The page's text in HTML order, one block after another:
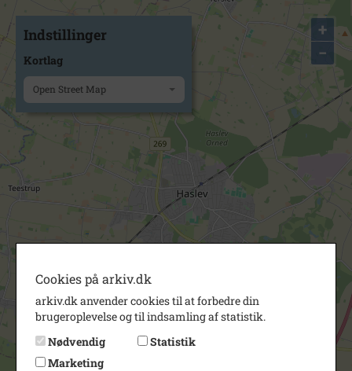
+
−
Indstillinger
Kortlag
Open Street Map
Cookies på arkiv.dk
arkiv.dk anvender cookies til at forbedre din
brugeroplevelse og til indsamling af statistik.
Nødvendig
Statistik
Marketing